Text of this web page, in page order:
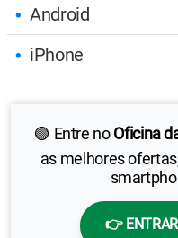
Android
iPhone
🟢 Entre noOficina
as melhores
👉